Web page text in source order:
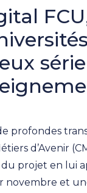
profondes
d’Avenir
projet en lui
novembre et